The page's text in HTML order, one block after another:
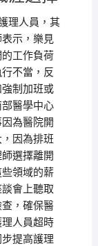
理人員，其
示，樂見
工作負荷
不當，反
制加班或
醫學中心
為醫院開
因為排班
選擇離開
領域的薪
會上聽取
，確保醫
人員超時
提高護理